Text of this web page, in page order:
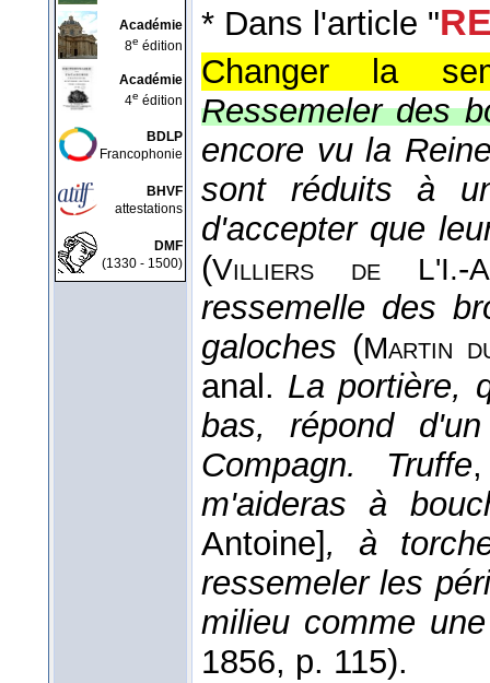
Académie
8e édition
Académie
4e édition
BDLP
Francophonie
BHVF
attestations
DMF
(1330 - 1500)
* Dans l'article "
Changer la
Ressemeler des
encore vu la
sont réduits à
d'accepter que
(Villiers de L'I.-
ressemelle des
galoches (Martin
anal. La portière,
bas, répond
Compagn. Truffe
m'aideras à
Antoine], à
ressemeler les
milieu comme
1856, p. 115).